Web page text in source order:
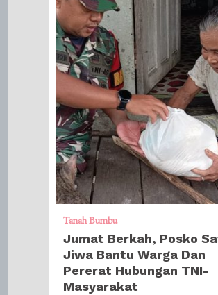
Tanah Bumbu
Jumat Berkah, Posko
Jiwa Bantu Warga Dan
Pererat Hubungan TNI-
Masyarakat